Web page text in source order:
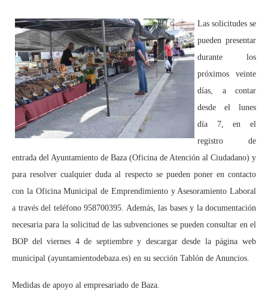
Las solicitudes se
pueden presentar
durante los
próximos veinte
días, a contar
desde el lunes
día 7, en el
registro de
entrada del Ayuntamiento de Baza (Oficina de Atención al Ciudadano) y
para resolver cualquier duda al respecto se pueden poner en contacto
con la Oficina Municipal de Emprendimiento y Asesoramiento Laboral
a través del teléfono 958700395. Además, las bases y la documentación
necesaria para la solicitud de las subvenciones se pueden consultar en el
BOP del viernes 4 de septiembre y descargar desde la página web
municipal (ayuntamientodebaza.es) en su sección Tablón de Anuncios.
Medidas de apoyo al empresariado de Baza.